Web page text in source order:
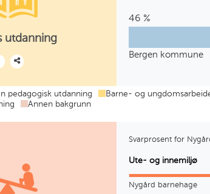
utdanning
46 %
Barnehagelærer
Bergen kommune46
119
2428
pedagogisk utdanning Barne- og
Annen bakgrunn
Svarprosent for
Ute- og innemiljø
Nygård barnehage